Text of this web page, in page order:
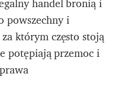
powszechny i
którym często stoją
potępiają przemoc i